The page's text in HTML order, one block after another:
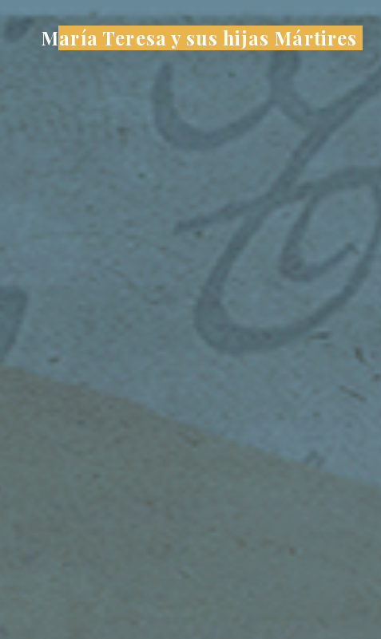
Saltar
María Teresa y sus hijas Mártires